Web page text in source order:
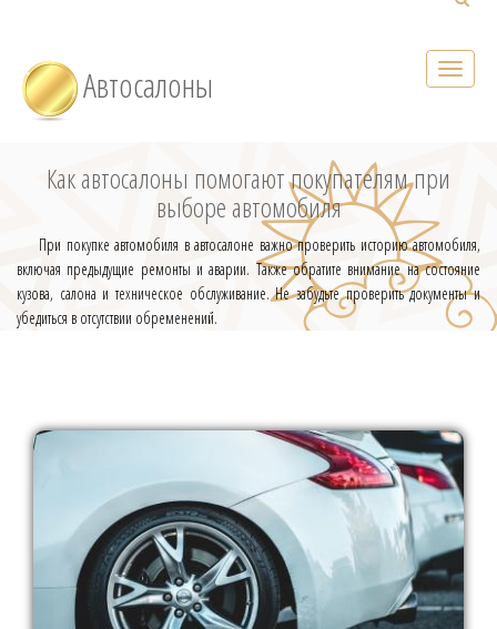
Автосалоны
Как автосалоны помогают покупателям при
выборе автомобиля
При покупке автомобиля в автосалоне важно проверить историю автомобиля,
включая предыдущие ремонты и аварии. Также обратите внимание на состояние
кузова, салона и техническое обслуживание. Не забудьте проверить документы и
убедиться в отсутствии обременений.